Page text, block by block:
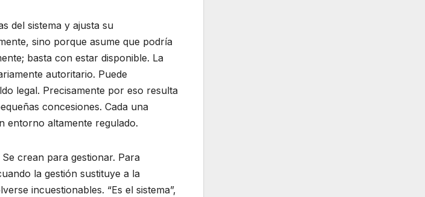
del sistema y ajusta su
sino porque asume que podría
basta con estar disponible. La
autoritario. Puede
legal. Precisamente por eso resulta
concesiones. Cada una
entorno altamente regulado.
crean para gestionar. Para
la gestión sustituye a la
incuestionables. “Es el sistema”,